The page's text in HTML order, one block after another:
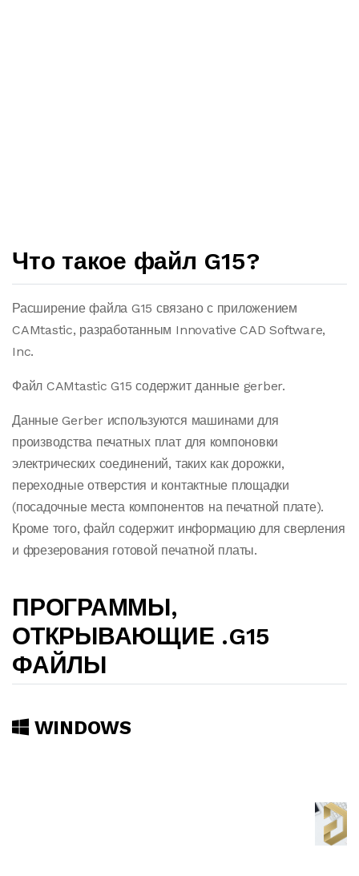
Что такое файл G15?
Расширение файла G15 связано с приложением
CAMtastic, разработанным Innovative CAD Software,
Inc.
Файл CAMtastic G15 содержит данные gerber.
Данные Gerber используются машинами для
производства печатных плат для компоновки
электрических соединений, таких как дорожки,
переходные отверстия и контактные площадки
(посадочные места компонентов на печатной плате).
Кроме того, файл содержит информацию для сверления
и фрезерования готовой печатной платы.
ПРОГРАММЫ,
ОТКРЫВАЮЩИЕ .G15
ФАЙЛЫ
WINDOWS